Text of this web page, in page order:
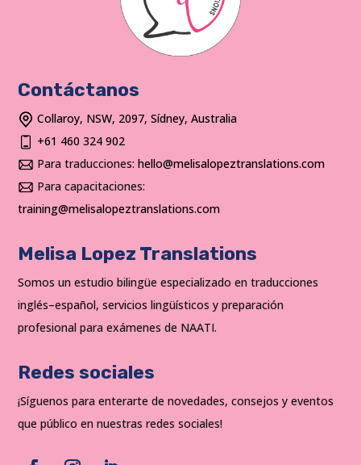
Contáctanos
Collaroy, NSW, 2097, Sídney, Australia
+61 460 324 902
Para traducciones:hello@melisalopeztranslations.com
Para capacitaciones:
training@melisalopeztranslations.com
Melisa Lopez Translations
Somos un estudio bilingüe especializado en traducciones
inglés–español, servicios lingüísticos y preparación
profesional para exámenes de NAATI.
Redes sociales
¡Síguenos para enterarte de novedades, consejos y eventos
que público en nuestras redes sociales!